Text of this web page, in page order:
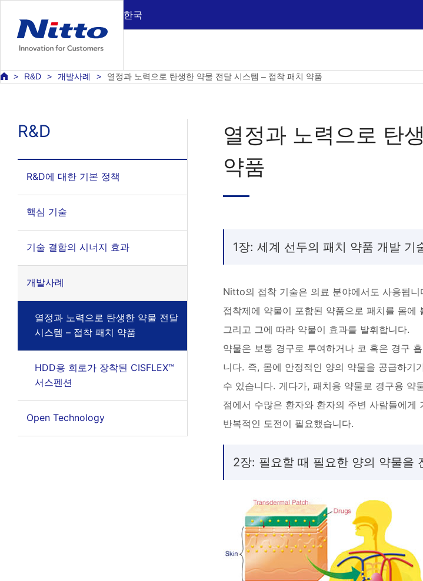
한국
R&D 개발사례 열정과 노력으로 탄생한 약물 전달 시스템 – 접착 패치 약품
R&D
R&D에 대한 기본 정책
핵심 기술
기술 결합의 시너지 효과
개발사례
열정과 노력으로 탄생한 약물 전달
시스템 – 접착 패치 약품
HDD용 회로가 장착된 CISFLEX™
서스펜션
Open Technology
열정과 노력으로 탄
약품
1장: 세계 선두의 패치 약품 개발 기
Nitto의 접착 기술은 의료 분야에서도 사용됩
접착제에 약물이 포함된 약품으로 패치를 몸
그리고 그에 따라 약물이 효과를 발휘합니다.
약물은 보통 경구로 투여하거나 코 혹은 경구
니다. 즉, 몸에 안정적인 양의 약물을 공급하기
수 있습니다. 게다가, 패치용 약물로 경구용 약
점에서 수많은 환자와 환자의 주변 사람들에
반복적인 도전이 필요했습니다.
2장: 필요할 때 필요한 양의 약물을